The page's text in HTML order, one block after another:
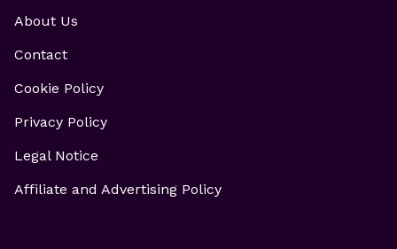
About Us
Contact
Cookie Policy
Privacy Policy
Legal Notice
Affiliate and Advertising Policy